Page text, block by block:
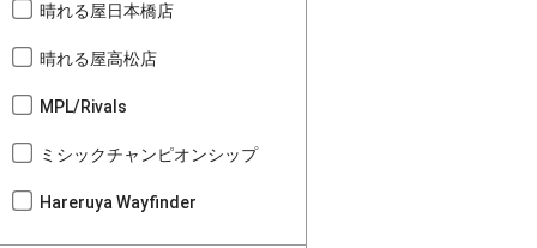
晴れる屋日本橋店
晴れる屋高松店
MPL/Rivals
ミシックチャンピオンシップ
Hareruya Wayfinder